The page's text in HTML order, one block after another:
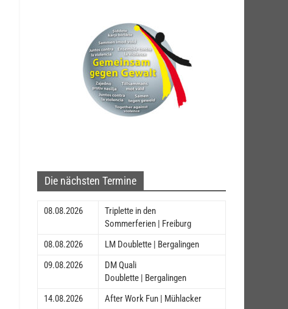
Die nächsten Termine
08.08.2026
Triplette in den
Sommerferien | Freiburg
08.08.2026
LM Doublette | Bergalingen
09.08.2026
DM Quali
Doublette | Bergalingen
14.08.2026
After Work Fun | Mühlacker